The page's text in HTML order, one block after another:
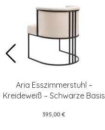
Aria Esszimmerstuhl –
Kreideweiß – Schwarze Basis
395,00 €